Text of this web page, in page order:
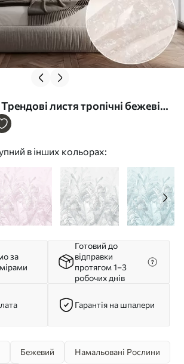
листя тропічні бежеві
в інших кольорах:
за
Готовий до
відправки
протягом 1–3
робочих днів
Гарантія на шпалери
Бежевий Намальовані Рослини